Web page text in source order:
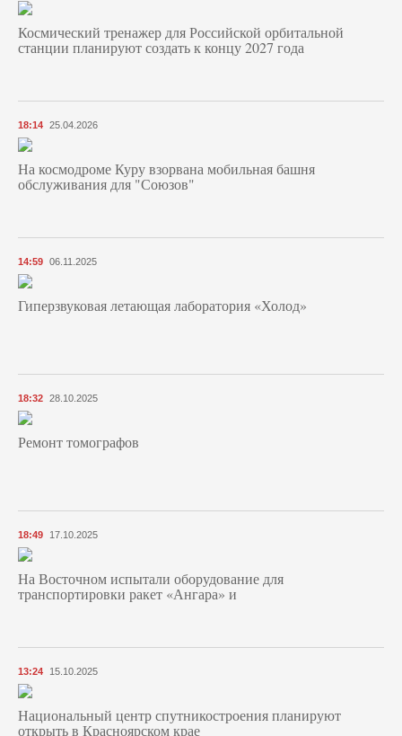
Космический тренажер для Российской орбитальной
станции планируют создать к концу 2027 года
18:14 25.04.2026
На космодроме Куру взорвана мобильная башня
обслуживания для "Союзов"
14:59 06.11.2025
Гиперзвуковая летающая лаборатория «Холод»
18:32 28.10.2025
Ремонт томографов
18:49 17.10.2025
На Восточном испытали оборудование для
транспортировки ракет «Ангара» и
13:24 15.10.2025
Национальный центр спутникостроения планируют
открыть в Красноярском крае